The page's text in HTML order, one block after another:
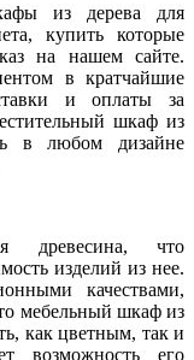
из дерева для
, купить которые
на нашем сайте.
в кратчайшие
и оплаты за
шкаф из
в любом дизайне
древесина, что
изделий из нее.
качествами,
мебельный шкафиз
как цветным, так и
возможность его